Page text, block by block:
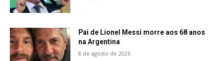
Pai de Lionel Messi morre aos 68 anos
na Argentina
8 de agosto de 2026